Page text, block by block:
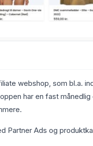
webshop, som bl.a.
har en fast
Partner Ads og